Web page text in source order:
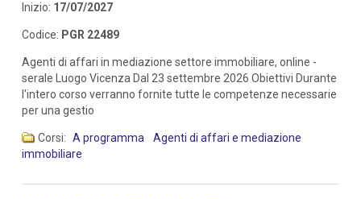
Inizio: 17/07/2027
Codice: PGR 22489
Agenti di affari in mediazione settore immobiliare, online -
serale Luogo Vicenza Dal 23 settembre 2026 Obiettivi Durante
l'intero corso verranno fornite tutte le competenze necessarie
per una gestio
Corsi: A programma
Agenti di affari e mediazione
immobiliare